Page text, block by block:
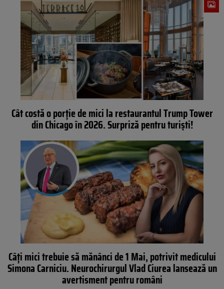
Cât costă o porție de mici la restaurantul Trump Tower
din Chicago în 2026. Surpriză pentru turiști!
Câți mici trebuie să mănânci de 1 Mai, potrivit medicului
Simona Carniciu. Neurochirurgul Vlad Ciurea lansează un
avertisment pentru români